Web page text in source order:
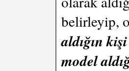
belirleyip,
aldığın
model